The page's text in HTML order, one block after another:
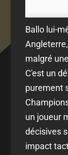
Ballo lui-
malgré
C'est un
purement
un joueur
décisives
impact